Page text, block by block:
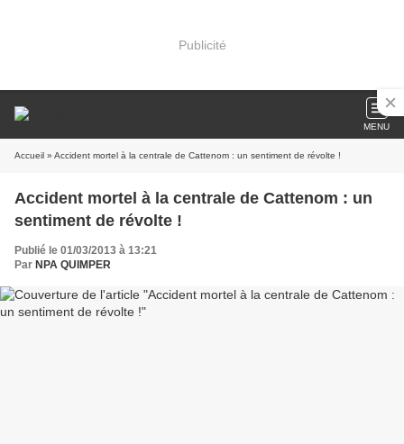
Publicité
MENU
Accueil » Accident mortel à la centrale de Cattenom : un sentiment de révolte !
Accident mortel à la centrale de Cattenom : un
sentiment de révolte !
Publié le 01/03/2013 à 13:21
Par NPA QUIMPER